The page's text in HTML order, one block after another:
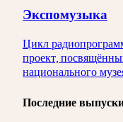
Экспомузыка
Цикл
проект,
национального
Последние